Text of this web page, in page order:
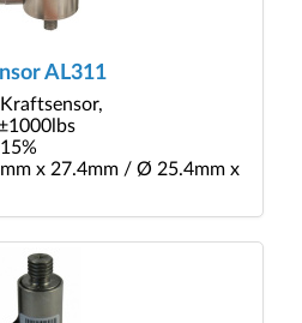
AL311
x 27.4mm / Ø 25.4mm x